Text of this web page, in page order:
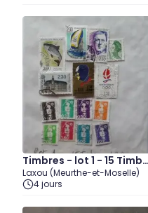
Timbres - lot 1 - 15 Timbr
es 1990
Laxou (Meurthe-et-Moselle)
4 jours